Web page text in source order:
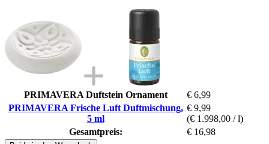
PRIMAVERA Duftstein Ornament
€ 6,99
PRIMAVERA Frische Luft Duftmischung,
5 ml
€ 9,99
(€ 1.998,00 / l)
Gesamtpreis:
€ 16,98